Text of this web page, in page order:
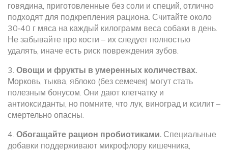
говядина, приготовленные без соли и специй, отлично
подходят для подкрепления рациона. Считайте около
30‑40 г мяса на каждый килограмм веса собаки в день.
Не забывайте про кости – их следует полностью
удалять, иначе есть риск повреждения зубов.
3. Овощи и фрукты в умеренных количествах.
Морковь, тыква, яблоко (без семечек) могут стать
полезным бонусом. Они дают клетчатку и
антиоксиданты, но помните, что лук, виноград и ксилит –
смертельно опасны.
4. Обогащайте рацион пробиотиками. Специальные
добавки поддерживают микрофлору кишечника,